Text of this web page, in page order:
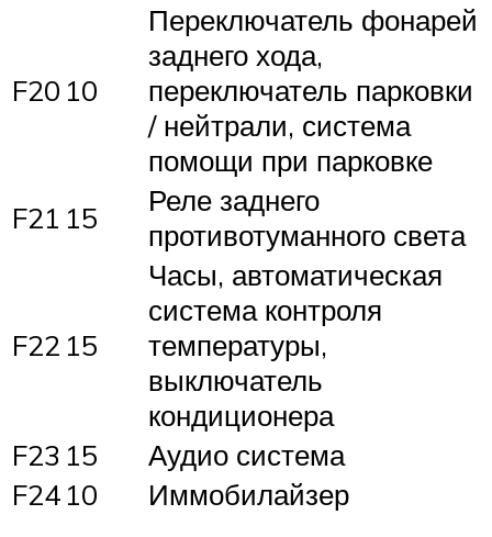
F20 10
Переключатель фонарей
заднего хода,
переключатель парковки
/ нейтрали, система
помощи при парковке
F21 15
Реле заднего
противотуманного света
F22 15
Часы, автоматическая
система контроля
температуры,
выключатель
кондиционера
F23 15
Аудио система
F24 10 Иммобилайзер